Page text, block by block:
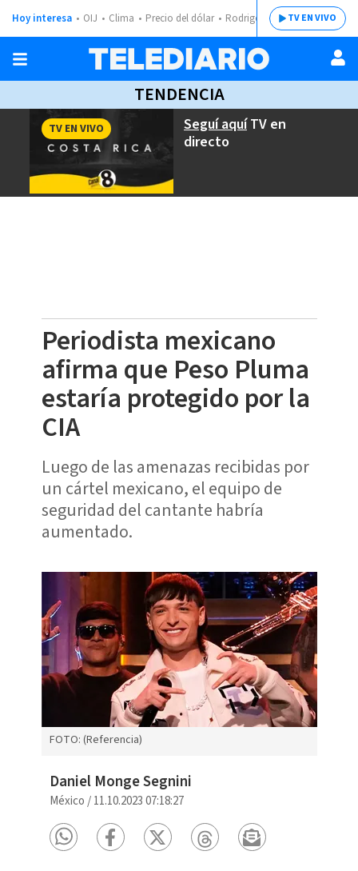
Hoy interesa OIJ Clima Precio del dólar Rodrigo ChavesTV EN VIVO
TENDENCIA
Seguí aquíTV en
directo
TV EN VIVO
Periodista mexicano
afirma que Peso Pluma
estaría protegido por la
CIA
Luego de las amenazas recibidas por
un cártel mexicano, el equipo de
seguridad del cantante habría
aumentado.
FOTO: (Referencia)
Daniel Monge Segnini
México /11.10.2023 07:18:27